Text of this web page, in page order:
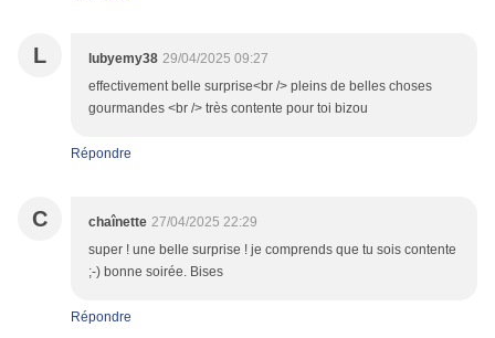
L lubyemy38 29/04/2025 09:27
effectivement belle surprise<br /> pleins de belles choses
gourmandes <br /> très contente pour toi bizou
Répondre
C chaînette 27/04/2025 22:29
super ! une belle surprise ! je comprends que tu sois contente
;-) bonne soirée. Bises
Répondre